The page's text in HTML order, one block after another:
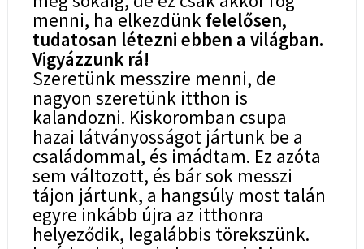
menni, ha elkezdünk felelősen,
tudatosan létezni ebben a világban.
Vigyázzunk rá!
Szeretünk messzire menni, de
nagyon szeretünk itthon is
kalandozni. Kiskoromban csupa
hazai látványosságot jártunk be a
családommal, és imádtam. Ez azóta
sem változott, és bár sok messzi
tájon jártunk, a hangsúly most talán
egyre inkább újra az itthonra
helyeződik, legalábbis törekszünk.